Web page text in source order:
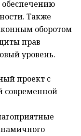
обеспечению
Также
оборотом
прав
уровень.
проект с
современной